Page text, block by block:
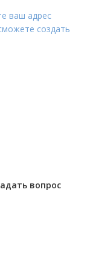
ваш адрес
создать
вопрос